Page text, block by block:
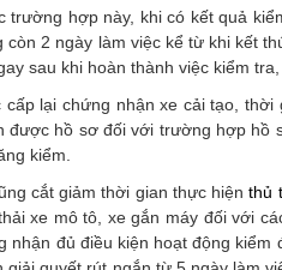
trường hợp này, khi có kết quả
còn 2 ngày làm việc kể từ khi kết
sau khi hoàn thành việc kiểm
lại chứng nhận xe cải tạo,
được hồ sơ đối với trường hợp hồ
kiểm.
cắt giảm thời gian thực hiệnthủ
xe mô tô, xe gắn máy đối với
nhận đủ điều kiện hoạt động